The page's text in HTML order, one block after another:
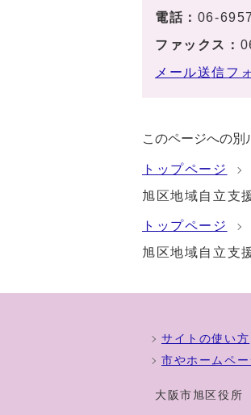
電話： 06-
ファックス：
メール送信フ
このページへの別
トップページ
旭区地域自立支
トップページ
旭区地域自立支
サイトの使い方
市やホームペ
大阪市旭区役所